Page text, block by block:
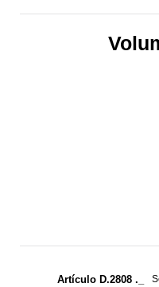
Artículo D.2808 ._